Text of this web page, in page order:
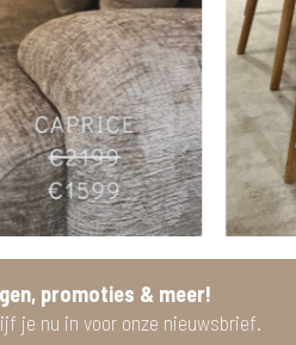
promoties & meer!
je nu in voor onze nieuwsbrief.